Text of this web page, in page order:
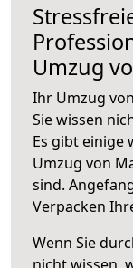
Umzug
Ihr Umzug
Sie wissen
Es gibt einige
Umzug von
sind.
Verpacken
Wenn Sie